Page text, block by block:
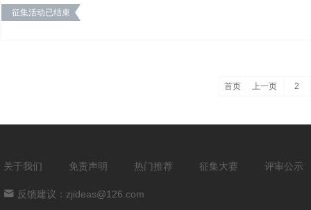
征集活动已结束
首页 上一页 2
关于我们 免责声明 热门推荐 征集大赛 评审公示
反馈建议：zjideas@126.com